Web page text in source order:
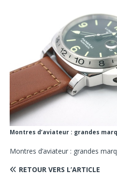
Montres d’aviateur : grandes
Montres d’aviateur : grandes
RETOUR VERS L’ARTICLE